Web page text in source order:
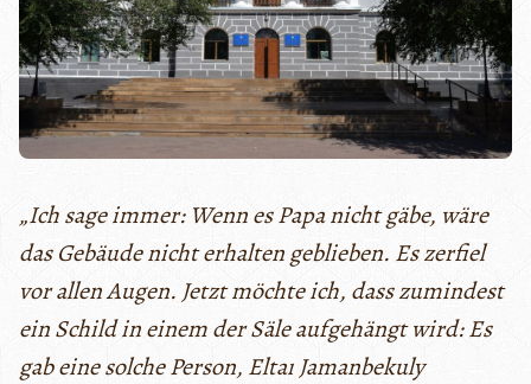
„Ich sage immer: Wenn es Papa nicht gäbe, wäre
das Gebäude nicht erhalten geblieben. Es zerfiel
vor allen Augen. Jetzt möchte ich, dass zumindest
ein Schild in einem der Säle aufgehängt wird: Es
gab eine solche Person, Eltaı Jamanbekuly